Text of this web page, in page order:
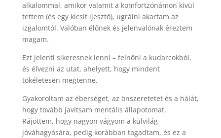
alkalommal, amikor valamit a komfortzónámon kívül
tettem (és egy kicsit ijesztő), ugrálni akartam az
izgalomtól. Valóban élőnek és jelenvalónak éreztem
magam.
Ezt jelenti sikeresnek lenni – felnőni a kudarcokból,
és élvezni az utat, ahelyett, hogy mindent
tökéletesen megtenne.
Gyakoroltam az éberséget, az önszeretetet és a hálát,
hogy tovább javítsam mentális állapotomat.
Rájöttem, hogy nagyon vágyom a külvilág
jóváhagyására, pedig korábban tagadtam, és ez a